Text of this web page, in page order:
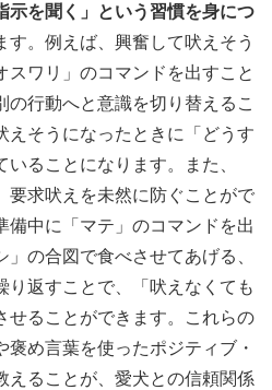
示を聞く」という習慣を身につ
す。例えば、興奮して吠えそう
スワリ」のコマンドを出すこと
の行動へと意識を切り替えるこ
えそうになったときに「どうす
ることになります。また、
要求吠えを未然に防ぐことがで
備中に「マテ」のコマンドを出
の合図で食べさせてあげる、
り返すことで、「吠えなくても
せることができます。これらの
め言葉を使ったポジティブ・
えることが、愛犬との信頼関係